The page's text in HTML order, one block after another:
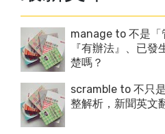
manage to 不是「
『有辦法』、已
楚嗎？
scramble to 不只
整解析，新聞英文